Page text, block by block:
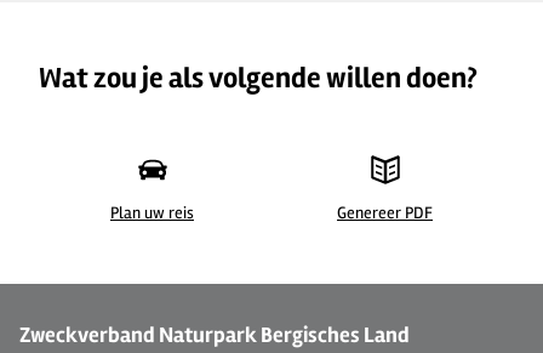
Wat zou je als volgende willen doen?
Plan uw reis Genereer PDF
Zweckverband Naturpark Bergisches Land